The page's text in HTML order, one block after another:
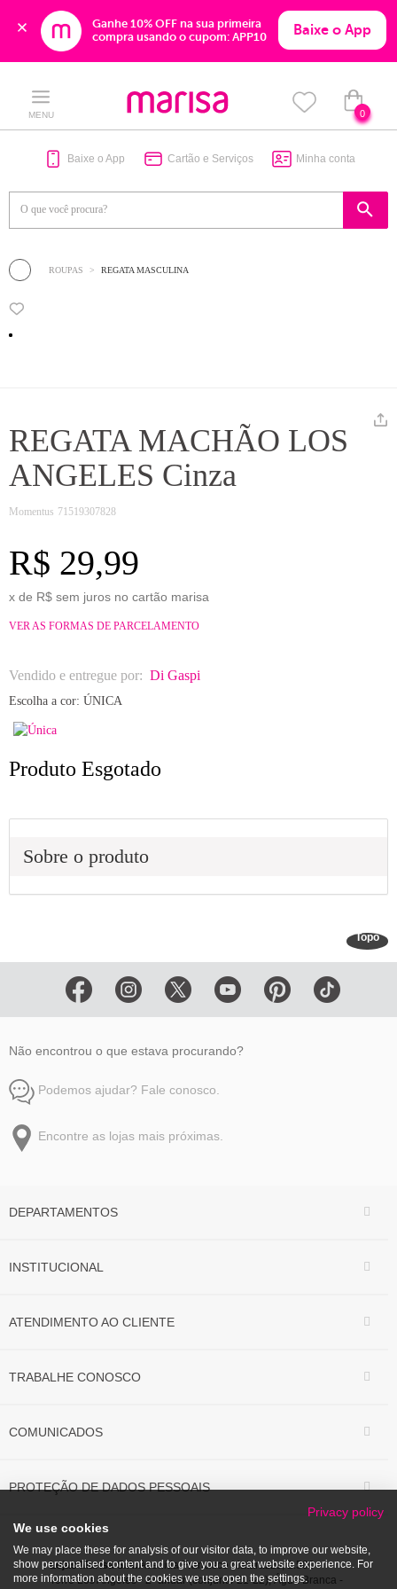
Ganhe 10% OFF na sua primeira
compra usando o cupom: APP10
Baixe o App
content
navigation
MENU 0
Baixe o App Cartão e Serviços Minha conta
ROUPAS REGATA MASCULINA
REGATA MACHÃO LOS
ANGELES Cinza
Momentus 71519307828
R$ 29,99
x de R$ sem juros no cartão marisa
VER AS FORMAS DE PARCELAMENTO
Vendido e entregue por: Di Gaspi
Escolha a cor: ÚNICA
Produto Esgotado
Sobre o produto
Topo
Não encontrou o que estava procurando?
Podemos ajudar? Fale conosco.
Encontre as lojas mais próximas.
DEPARTAMENTOS
INSTITUCIONAL
ATENDIMENTO AO CLIENTE
TRABALHE CONOSCO
COMUNICADOS
PROTEÇÃO DE DADOS PESSOAIS
Lojas Marisa S/A.Avenida Francisco Matarazzo, 1.500
Torre Los Angeles - 2º andar (conjunto 21-22), Água Branca -
Privacy policy
We use cookies
We may place these for analysis of our visitor data, to improve our website,
show personalised content and to give you a great website experience. For
more information about the cookies we use open the settings.